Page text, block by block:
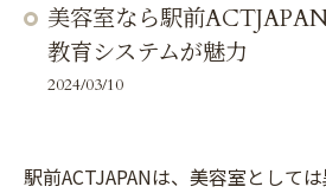
美容室なら駅前
教育システムが魅力
2024/03/10
駅前ACTJAPANは、美容室として